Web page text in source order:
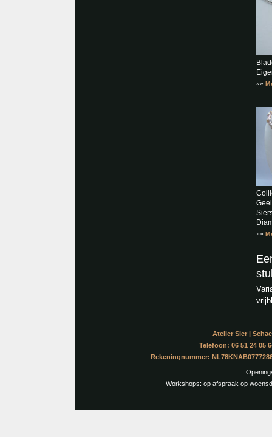
»»
»»
Atelier Sier |
Telefoon: 06 51 24 05
Rekeningnummer:
Workshops: op afspraak op